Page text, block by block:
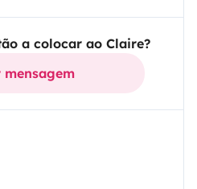
a colocar ao Claire?
mensagem